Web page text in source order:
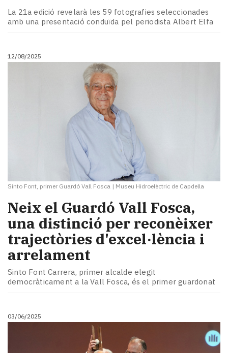
La 21a edició revelarà les 59 fotografies seleccionades
amb una presentació conduïda pel periodista Albert Elfa
12/08/2025
Sinto Font, primer Guardó Vall Fosca | Museu Hidroelèctric de Capdella
Neix el Guardó Vall Fosca,
una distinció per reconèixer
trajectòries d'excel·lència i
arrelament
Sinto Font Carrera, primer alcalde elegit
democràticament a la Vall Fosca, és el primer guardonat
03/06/2025